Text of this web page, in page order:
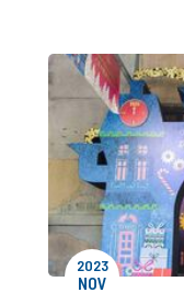
2023
NOV